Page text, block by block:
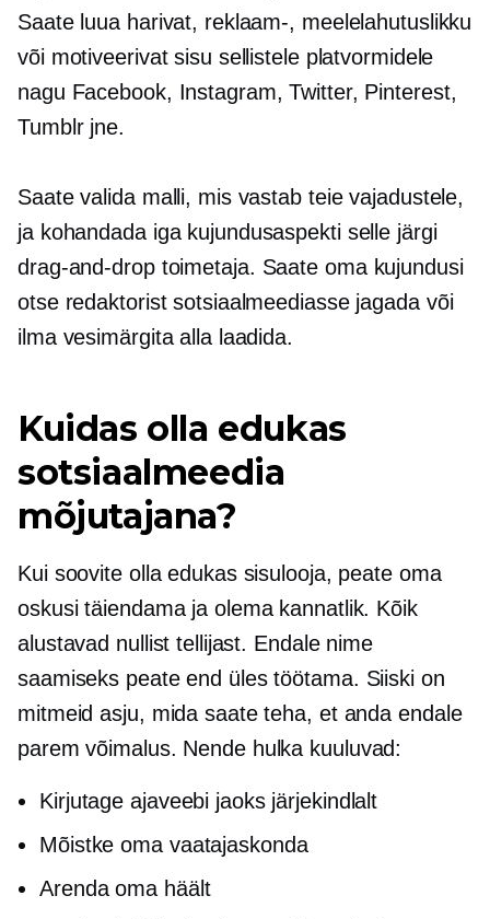
Saate luua harivat, reklaam-, meelelahutuslikku
või motiveerivat sisu sellistele platvormidele
nagu Facebook, Instagram, Twitter, Pinterest,
Tumblr jne.
Saate valida malli, mis vastab teie vajadustele,
ja kohandada iga kujundusaspekti selle järgi
drag-and-droptoimetaja. Saate oma kujundusi
otse redaktorist sotsiaalmeediasse jagada või
ilma vesimärgita alla laadida.
Kuidas olla edukas
sotsiaalmeedia
mõjutajana?
Kui soovite olla edukas sisulooja, peate oma
oskusi täiendama ja olema kannatlik. Kõik
alustavad nullist tellijast. Endale nime
saamiseks peate end üles töötama. Siiski on
mitmeid asju, mida saate teha, et anda endale
parem võimalus. Nende hulka kuuluvad:
Kirjutage ajaveebi jaoks järjekindlalt
Mõistke oma vaatajaskonda
Arenda oma häält